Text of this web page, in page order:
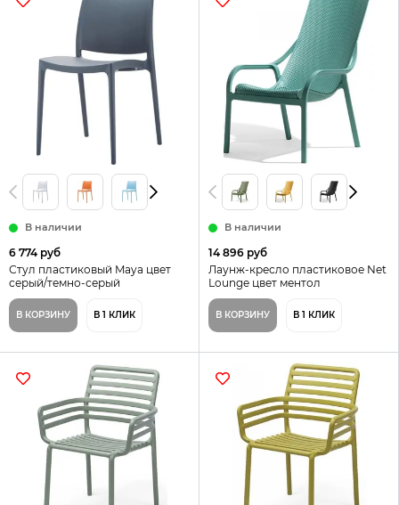
В наличии
6 774 руб
Стул пластиковый Maya цвет
серый/темно-серый
В КОРЗИНУ В 1 КЛИК
В наличии
14 896 руб
Лаунж-кресло пластиковое Net
Lounge цвет ментол
В КОРЗИНУ В 1 КЛИК